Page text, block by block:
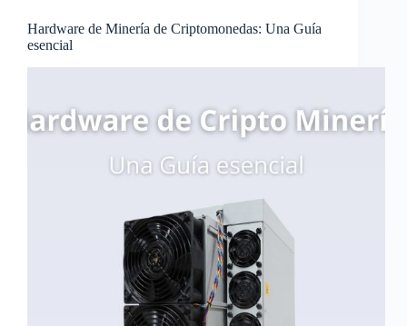
Hardware de Minería de Criptomonedas: Una Guía
esencial